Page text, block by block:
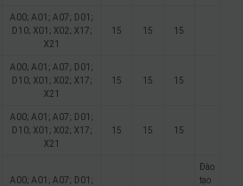
A00; A01; A07; D01;
D10; X01; X02; X17;
X21
15 15 15
A00; A01; A07; D01;
D10; X01; X02; X17;
X21
15 15 15
A00; A01; A07; D01;
D10; X01; X02; X17;
X21
15 15 15
A00; A01; A07; D01;
Đào
tạo